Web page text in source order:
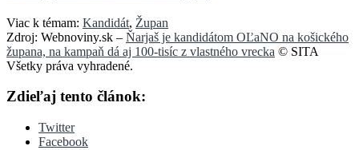
Viac k témam: Kandidát, Župan
Zdroj: Webnoviny.sk – Ňarjaš je kandidátom OĽaNO na košického
župana, na kampaň dá aj 100-tisíc z vlastného vrecka © SITA
Všetky práva vyhradené.
Zdieľaj tento článok:
Twitter
Facebook